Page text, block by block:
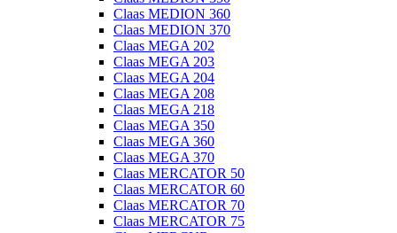
Claas MEDION 360
Claas MEDION 370
Claas MEGA 202
Claas MEGA 203
Claas MEGA 204
Claas MEGA 208
Claas MEGA 218
Claas MEGA 350
Claas MEGA 360
Claas MEGA 370
Claas MERCATOR 50
Claas MERCATOR 60
Claas MERCATOR 70
Claas MERCATOR 75